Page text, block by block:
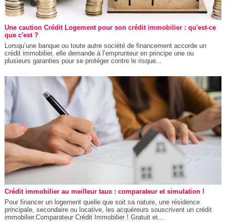
Une caution Crédit Logement pour son crédit immobilier : qu'est-ce
que c'est ?
Lorsqu’une banque ou toute autre société de financement accorde un
crédit immobilier, elle demande à l’emprunteur en principe une ou
plusieurs garanties pour se protéger contre le risque...
Crédit immobilier au meilleur taux : comparateur et simulation !
Pour financer un logement quelle que soit sa nature, une résidence
principale, secondaire ou locative, les acquéreurs souscrivent un crédit
immobilier.Comparateur Crédit Immobilier ! Gratuit et...